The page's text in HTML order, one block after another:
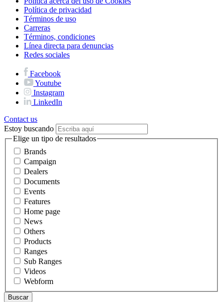
Política de privacidad
Términos de uso
Carreras
Términos, condiciones
Línea directa para denuncias
Redes sociales
Facebook
Youtube
Instagram
LinkedIn
Contact us
Estoy buscando
Elige un tipo de resultados
Brands
Campaign
Dealers
Documents
Events
Features
Home page
News
Others
Products
Ranges
Sub Ranges
Videos
Webform